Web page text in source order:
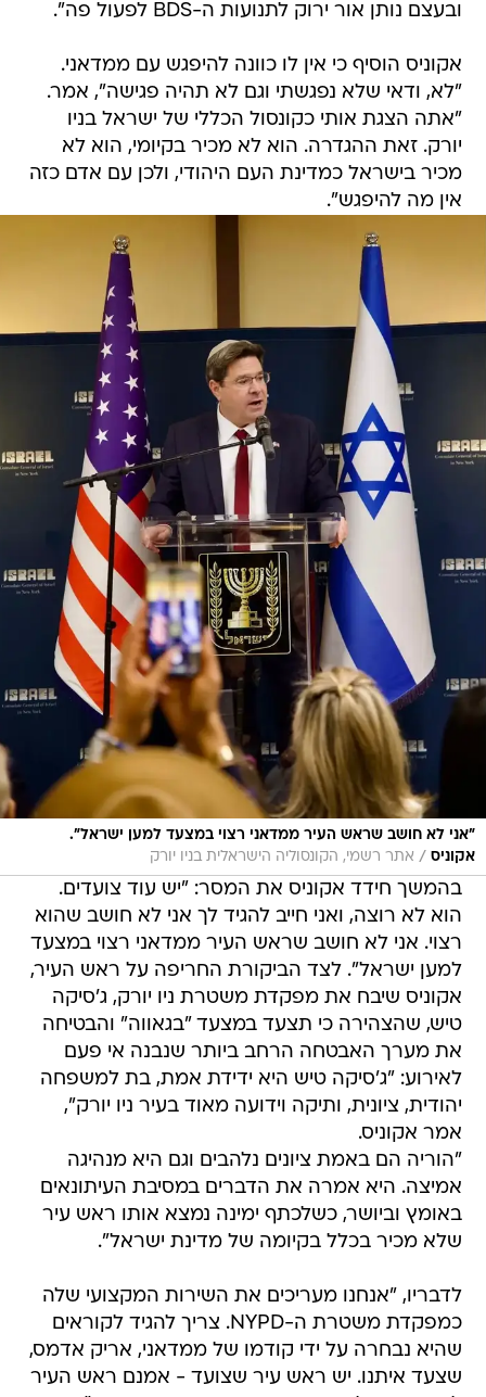
ובעצם נותן אור ירוק לתנועות ה-BDS לפעול פה".
אקוניס הוסיף כי אין לו כוונה להיפגש עם ממדאני.
"לא, ודאי שלא נפגשתי וגם לא תהיה פגישה", אמר.
"אתה הצגת אותי כקונסול הכללי של ישראל בניו
יורק. זאת ההגדרה. הוא לא מכיר בקיומי, הוא לא
מכיר בישראל כמדינת העם היהודי, ולכן עם אדם כזה
אין מה להיפגש".
"אני לא חושב שראש העיר ממדאני רצוי במצעד למען ישראל".
אקוניס / אתר רשמי, הקונסוליה הישראלית בניו יורק
בהמשך חידד אקוניס את המסר: "יש עוד צועדים.
הוא לא רוצה, ואני חייב להגיד לך אני לא חושב שהוא
רצוי. אני לא חושב שראש העיר ממדאני רצוי במצעד
למען ישראל". לצד הביקורת החריפה על ראש העיר,
אקוניס שיבח את מפקדת משטרת ניו יורק, ג'סיקה
טיש, שהצהירה כי תצעד במצעד "בגאווה" והבטיחה
את מערך האבטחה הרחב ביותר שנבנה אי פעם
לאירוע: "ג'סיקה טיש היא ידידת אמת, בת למשפחה
יהודית, ציונית, ותיקה וידועה מאוד בעיר ניו יורק",
אמר אקוניס.
"הוריה הם באמת ציונים נלהבים וגם היא מנהיגה
אמיצה. היא אמרה את הדברים במסיבת העיתונאים
באומץ וביושר, כשלכתף ימינה נמצא אותו ראש עיר
שלא מכיר בכלל בקיומה של מדינת ישראל".
לדבריו, "אנחנו מעריכים את השירות המקצועי שלה
כמפקדת משטרת ה-NYPD. צריך להגיד לקוראים
שהיא נבחרה על ידי קודמו של ממדאני, אריק אדמס,
שצעד איתנו. יש ראש עיר שצועד - אמנם ראש העיר